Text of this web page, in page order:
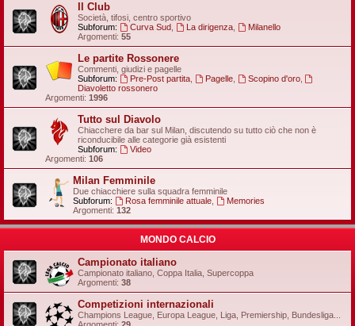
Il Club
Società, tifosi, centro sportivo
Subforum:
Curva Sud, La dirigenza,
Milanello
Argomenti: 55
Le partite Rossonere
Commenti, giudizi e pagelle
Subforum:
Pre-Post partita, Pagelle, Scopino d'oro,
Diavoletto rossonero
Argomenti: 1996
Tutto sul Diavolo
Chiacchere da bar sul Milan, discutendo su tutto ciò che non è
riconducibile alle categorie già esistenti
Subforum:
Video
Argomenti: 106
Milan Femminile
Due chiacchiere sulla squadra femminile
Subforum:
Rosa femminile attuale,
Memories
Argomenti: 132
MONDO CALCIO
Campionato italiano
Campionato italiano, Coppa Italia, Supercoppa
Argomenti: 38
Competizioni internazionali
Champions League, Europa League, Liga, Premiership, Bundesliga...